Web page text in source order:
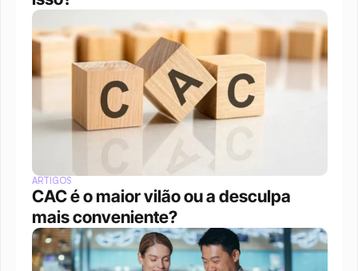
ARTIGOS
CAC é o maior vilão ou a desculpa
mais conveniente?